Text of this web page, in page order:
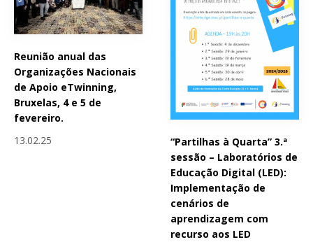
Reunião anual das
Organizações Nacionais
de Apoio eTwinning,
Bruxelas, 4 e 5 de
fevereiro.
13.02.25
“Partilhas à Quarta” 3.ª
sessão – Laboratórios de
Educação Digital (LED):
Implementação de
cenários de
aprendizagem com
recurso aos LED